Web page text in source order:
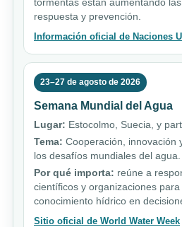
respuesta y prevención.
Información oficial de Naciones
23–27 de agosto de 2026
Semana Mundial del Agua
Lugar: Estocolmo, Suecia, y
Tema: Cooperación, innovación
los desafíos mundiales del agua.
Por qué importa: reúne a
científicos y organizaciones
conocimiento hídrico en
Sitio oficial de World Water Week